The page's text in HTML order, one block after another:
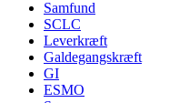
Samfund
SCLC
Leverkræft
Galdegangskræft
GI
ESMO